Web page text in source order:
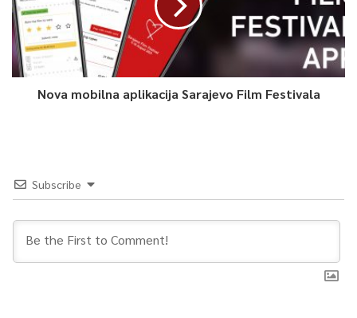
Nova mobilna aplikacija Sarajevo Film Festivala
Subscribe